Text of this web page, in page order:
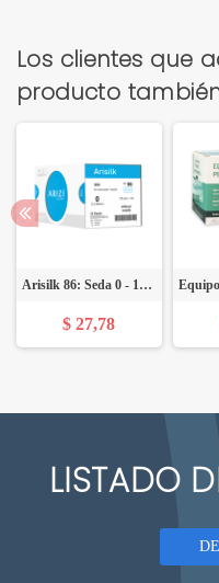
Los clientes que
producto
Arisilk 86: Seda 0 - 10 x 75 cm, Sin Aguja - Caja x 12 Unidades - ARIZI
$ 27,78
LISTADO